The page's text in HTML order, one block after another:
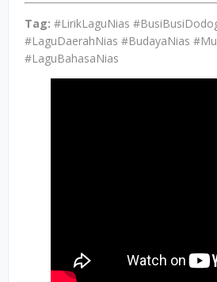
Tag: #LirikLaguNias
#LaguDaerahNias #BudayaNias
#LaguBahasaNias